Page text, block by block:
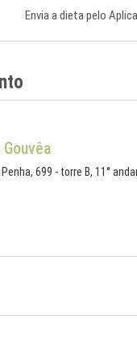
Envia a dieta pelo
699 - torre B, 11°